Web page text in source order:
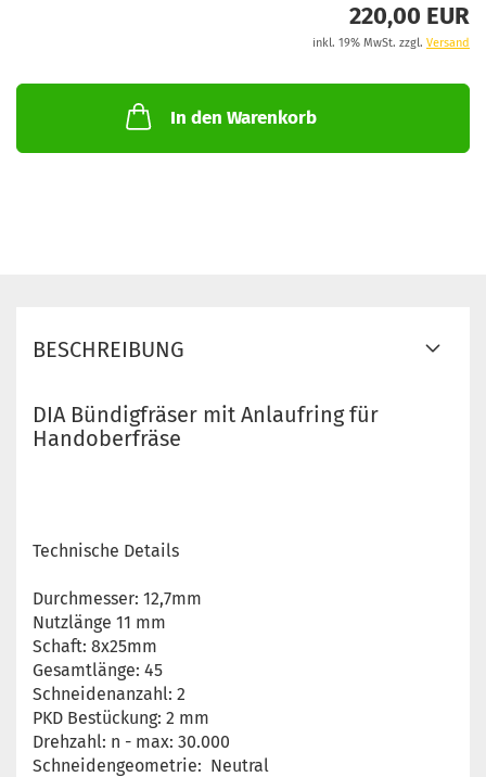
220,00 EUR
inkl. 19% MwSt. zzgl. Versand
In den Warenkorb
BESCHREIBUNG
DIA Bündigfräser mit Anlaufring für
Handoberfräse
Technische Details
Durchmesser: 12,7mm
Nutzlänge 11 mm
Schaft: 8x25mm
Gesamtlänge: 45
Schneidenanzahl: 2
PKD Bestückung: 2 mm
Drehzahl: n - max: 30.000
Schneidengeometrie: Neutral